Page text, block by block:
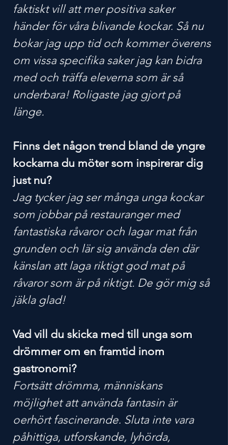
faktiskt vill att mer positiva saker
händer för våra blivande kockar. Så nu
bokar jag upp tid och kommer överens
om vissa specifika saker jag kan bidra
med och träffa eleverna som är så
underbara! Roligaste jag gjort på
länge.
Finns det någon trend bland de yngre
kockarna du möter som inspirerar dig
just nu?
Jag tycker jag ser många unga kockar
som jobbar på restauranger med
fantastiska råvaror och lagar mat från
grunden och lär sig använda den där
känslan att laga riktigt god mat på
råvaror som är på riktigt. De gör mig så
jäkla glad!
Vad vill du skicka med till unga som
drömmer om en framtid inom
gastronomi?
Fortsätt drömma, människans
möjlighet att använda fantasin är
oerhört fascinerande. Sluta inte vara
påhittiga, utforskande, lyhörda,